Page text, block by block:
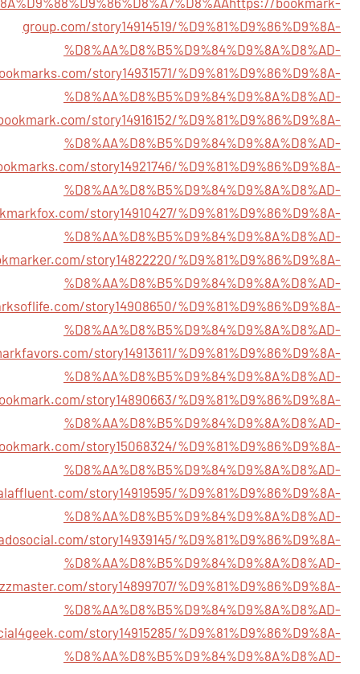
group.com/story14914519/%D9%81%D9%86%D9%8A-
%D8%AA%D8%B5%D9%84%D9%8A%D8%AD-
story14931571/%D9%81%D9%86%D9%8A-
%D8%AA%D8%B5%D9%84%D9%8A%D8%AD-
story14916152/%D9%81%D9%86%D9%8A-
%D8%AA%D8%B5%D9%84%D9%8A%D8%AD-
story14921746/%D9%81%D9%86%D9%8A-
%D8%AA%D8%B5%D9%84%D9%8A%D8%AD-
story14910427/%D9%81%D9%86%D9%8A-
%D8%AA%D8%B5%D9%84%D9%8A%D8%AD-
story14822220/%D9%81%D9%86%D9%8A-
%D8%AA%D8%B5%D9%84%D9%8A%D8%AD-
story14908650/%D9%81%D9%86%D9%8A-
%D8%AA%D8%B5%D9%84%D9%8A%D8%AD-
story14913611/%D9%81%D9%86%D9%8A-
%D8%AA%D8%B5%D9%84%D9%8A%D8%AD-
story14890663/%D9%81%D9%86%D9%8A-
%D8%AA%D8%B5%D9%84%D9%8A%D8%AD-
story15068324/%D9%81%D9%86%D9%8A-
%D8%AA%D8%B5%D9%84%D9%8A%D8%AD-
story14919595/%D9%81%D9%86%D9%8A-
%D8%AA%D8%B5%D9%84%D9%8A%D8%AD-
story14939145/%D9%81%D9%86%D9%8A-
%D8%AA%D8%B5%D9%84%D9%8A%D8%AD-
story14899707/%D9%81%D9%86%D9%8A-
%D8%AA%D8%B5%D9%84%D9%8A%D8%AD-
story14915285/%D9%81%D9%86%D9%8A-
%D8%AA%D8%B5%D9%84%D9%8A%D8%AD-